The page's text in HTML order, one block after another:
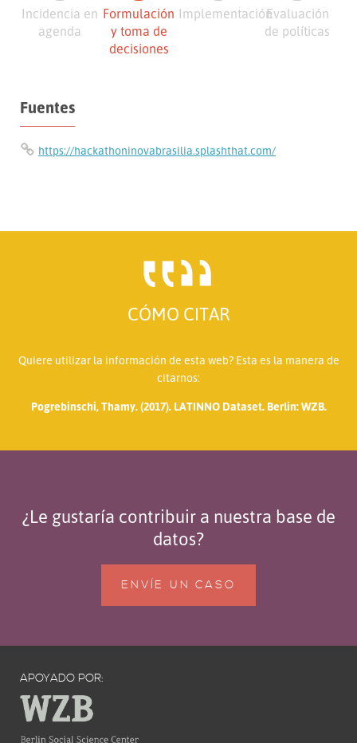
Incidencia en
agenda
Formulación
y toma de
decisiones
ImplementaciónEvaluación
de políticas
Fuentes
https://hackathoninovabrasilia.splashthat.com/
CÓMO CITAR
Quiere utilizar la información de esta web? Esta es la manera de
citarnos:
Pogrebinschi, Thamy. (2017). LATINNO Dataset. Berlin: WZB.
¿Le gustaría contribuir a nuestra base de
datos?
ENVÍE UN CASO
APOYADO POR: